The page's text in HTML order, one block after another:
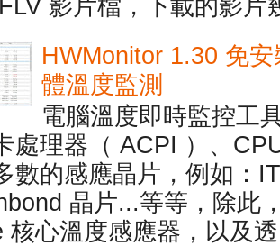
影片檔，下載的影片
HWMonitor 1.30 免
體溫度監測
電腦溫度即時監控工
處理器（ ACPI ）、
數的感應晶片，例如：
晶片...等等，除此
核心溫度感應器，以及